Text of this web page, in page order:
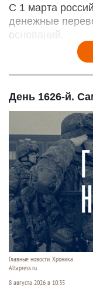
С 1 марта
денежные
оснований.
День 1626-й.
Главные новости. Хроника.
Altapress.ru.
8 августа 2026 в 10:35